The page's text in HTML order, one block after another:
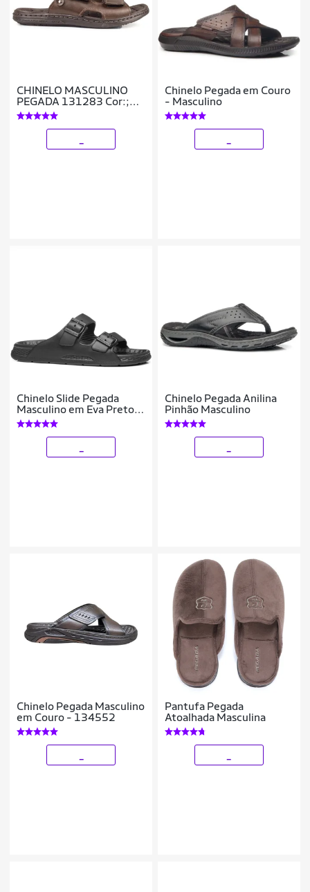
CHINELO MASCULINO
PEGADA 131283 Cor:;
TAMANHO:40
Chinelo Pegada em Couro
- Masculino
Chinelo Slide Pegada
Masculino em Eva Preto
161101-03
Chinelo Pegada Anilina
Pinhão Masculino
Chinelo Pegada Masculino
em Couro - 134552
Pantufa Pegada
Atoalhada Masculina